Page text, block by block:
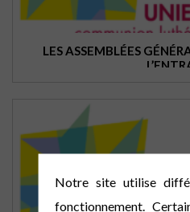
LES ASSEMBLÉES
Notre site utilise
fonctionnement.